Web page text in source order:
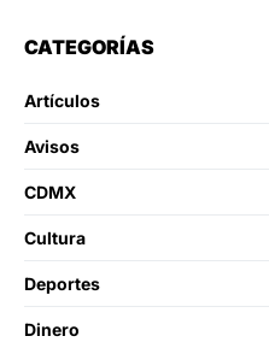
CATEGORÍAS
Artículos
Avisos
CDMX
Cultura
Deportes
Dinero